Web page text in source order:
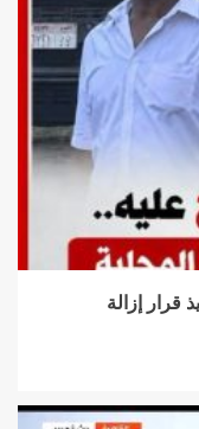
قرار إزالة